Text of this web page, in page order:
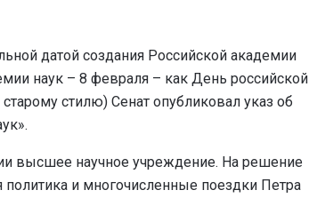
датой создания Российской академии
наук – 8 февраля – как День российской
стилю) Сенат опубликовал указ об
высшее научное учреждение. На решение
и многочисленные поездки Петра